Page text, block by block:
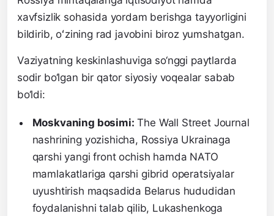
xavfsizlik sohasida yordam berishga tayyorligini
bildirib, oʻzining rad javobini biroz yumshatgan.
Vaziyatning keskinlashuviga so‘nggi paytlarda
sodir bo‘lgan bir qator siyosiy voqealar sabab
bo‘ldi:
Moskvaning bosimi: The Wall Street Journal
nashrining yozishicha, Rossiya Ukrainaga
qarshi yangi front ochish hamda NATO
mamlakatlariga qarshi gibrid operatsiyalar
uyushtirish maqsadida Belarus hududidan
foydalanishni talab qilib, Lukashenkoga